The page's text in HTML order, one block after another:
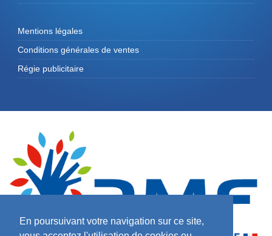
En poursuivant votre navigation sur ce site,
Mentions légales
Conditions générales de ventes
Régie publicitaire